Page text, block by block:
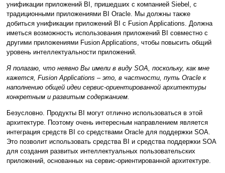
унификации приложений BI, пришедших с компанией Siebel, с
традиционными приложениями BI Oracle. Мы должны также
добиться унификации приложений BI с Fusion Applications. Должна
иметься возможность использования приложений BI совместно с
другими приложениями Fusion Applications, чтобы повысить общий
уровень интеллектуальности приложений.
Я полагаю, что неявно Вы имели в виду SOA, поскольку, как мне
кажется, Fusion Applications – это, в частности, путь Oracle к
наполнению общей идеи сервис-ориентированной архитектуры
конкретным и развитым содержанием.
Безусловно. Продукты BI могут отлично использоваться в этой
архитектуре. Поэтому очень интересным направлением является
интеграция средств BI со средствами Oracle для поддержки SOA.
Это позволит использовать средства BI и средства поддержки SOA
для создания развитых интеллектуальных пользовательских
приложений, основанных на сервис-ориентированной архитектуре.